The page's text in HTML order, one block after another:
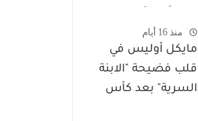
الإيطالية.. والملف
يتجه نحو الحفظ
منذ 16 أيام
مايكل أوليس في
قلب فضيحة "الابنة
السرية" بعد كأس